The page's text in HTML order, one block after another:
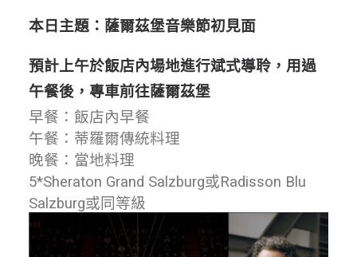
本日主題：薩爾茲堡音樂節初見面
預計上午於飯店內場地進行斌式導聆，用過
午餐後，專車前往薩爾茲堡
早餐：飯店內早餐
午餐：蒂羅爾傳統料理
晚餐：當地料理
5*Sheraton Grand Salzburg或Radisson Blu
Salzburg或同等級